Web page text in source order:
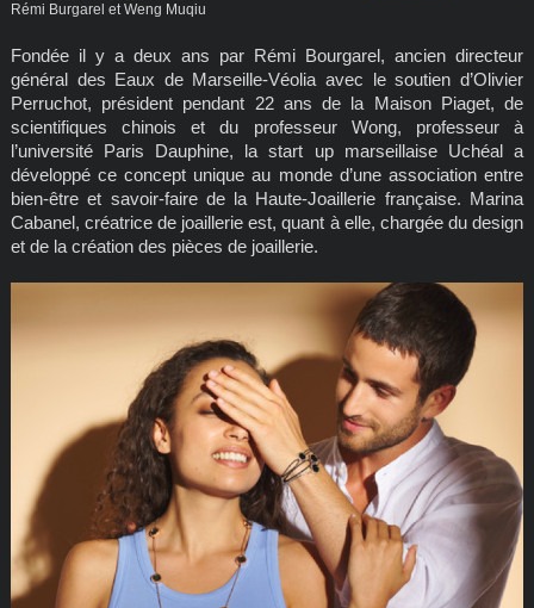
Rémi Burgarel et Weng Muqiu
Fondée il y a deux ans par Rémi Bourgarel, ancien directeur
général des Eaux de Marseille-Véolia avec le soutien d’Olivier
Perruchot, président pendant 22 ans de la Maison Piaget, de
scientifiques chinois et du professeur Wong, professeur à
l’université Paris Dauphine, la start up marseillaise Uchéal a
développé ce concept unique au monde d’une association entre
bien-être et savoir-faire de la Haute-Joaillerie française. Marina
Cabanel, créatrice de joaillerie est, quant à elle, chargée du design
et de la création des pièces de joaillerie.